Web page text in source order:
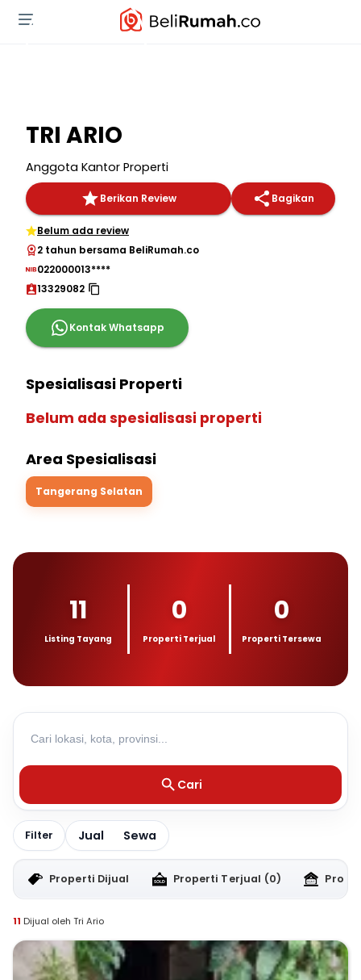
TRI ARIO
Anggota Kantor Properti
Berikan Review Bagikan
Belum ada review
2 tahun bersama BeliRumah.co
022000013****
13329082
Kontak Whatsapp
Spesialisasi Properti
Belum ada spesialisasi properti
Area Spesialisasi
Tangerang Selatan
11
Listing Tayang
0
Properti Terjual
0
Properti Tersewa
Cari
Filter Jual Sewa
Properti Dijual Properti Terjual (0)
11 Dijual oleh Tri Ario